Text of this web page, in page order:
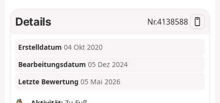
Details Nr.4138588
Erstelldatum 04 Okt 2020
Bearbeitungsdatum 05 Dez 2024
Letzte Bewertung 05 Mai 2026